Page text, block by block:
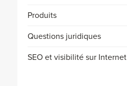
Produits
Questions juridiques
SEO et visibilité sur Internet